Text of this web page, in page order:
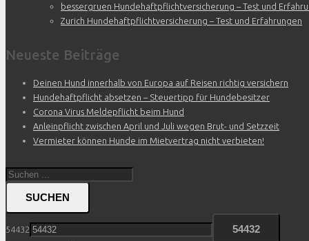
bessergruen Hundehaftpflichtversicherung – Test und
Zurich Hundehaftpflichtversicherung – Test und Erfahrungen
Neueste Beiträge
Deinen Hund innerhalb von Europa auf Reisen richtig versichern
Hundehaftpflicht absetzen – Steuertipp für Hundebesitzer
Corona Virus Meldepflicht beim Hund
Anleinpflicht zwischen April und Juli wegen Brut- und Setzzeit
Vermieter können Hunde im Mietvertrag nicht verbieten!
SUCHEN
54432